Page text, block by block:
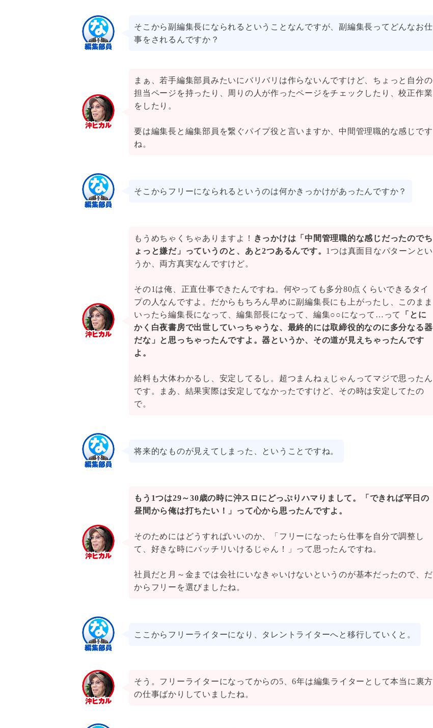
そこから副編集長になられるということなんですが、副編集長ってどんなお仕
事をされるんですか？
まぁ、若手編集部員みたいにバリバリは作らないんですけど、ちょっと自分の
担当ページを持ったり、周りの人が作ったページをチェックしたり、校正作業
をしたり。
要は編集長と編集部員を繋ぐパイプ役と言いますか、中間管理職的な感じです
ね。
そこからフリーになられるというのは何かきっかけがあったんですか？
もうめちゃくちゃありますよ！ きっかけは「中間管理職的な感じだったのでち
ょっと嫌だ」っていうのと、あと2つあるんです。 1つは真面目なパターンとい
うか、両方真実なんですけど。
その1は俺、正直仕事できたんですね。何やっても多分80点くらいできるタイ
プの人なんですよ。だからもちろん早めに副編集長にも上がったし、このまま
いったら編集長になって、編集部長になって、編集○○になって…って
「とに
かく白夜書房で出世していっちゃうな、最終的には取締役的なのに多分なる器
だな」と思っちゃったんですよ。器というか、その道が見えちゃったんです
よ。
給料も大体わかるし、安定してるし。超つまんねぇじゃんってマジで思ったん
です。まあ、結果実際は安定してなかったですけど、その時は安定してたの
で。
将来的なものが見えてしまった、ということですね。
もう1つは29～30歳の時に沖スロにどっぷりハマりまして。「できれば平日の
昼間から俺は打ちたい！」って心から思ったんですよ。
そのためにはどうすればいいのか、「フリーになったら仕事を自分で調整し
て、好きな時にバッチリいけるじゃん！」って思ったんですね。
社員だと月～金までは会社にいなきゃいけないというのが基本だったので、だ
からフリーを選びましたね。
ここからフリーライターになり、タレントライターへと移行していくと。
そう。フリーライターになってからの5、6年は編集ライターとして本当に裏方
の仕事ばかりしていましたね。